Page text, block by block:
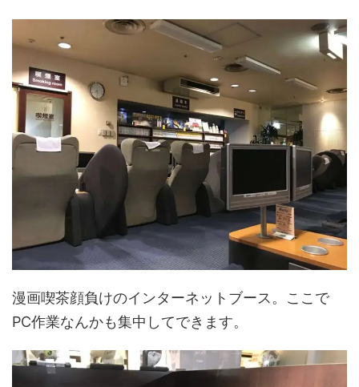
漫画喫茶顔負けのインターネットブース。ここで
PC作業なんかも集中してできます。